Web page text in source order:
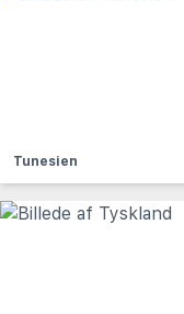
Tunesien